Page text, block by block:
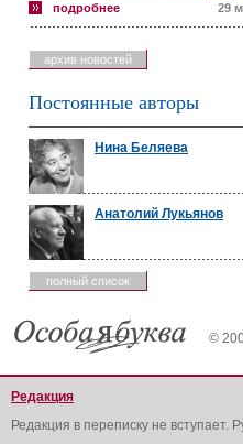
подробнее 29
архив новостей
Постоянные авторы
Нина Беляева
Анатолий Лукьянов
полный список
©
Редакция
Редакция в переписку не